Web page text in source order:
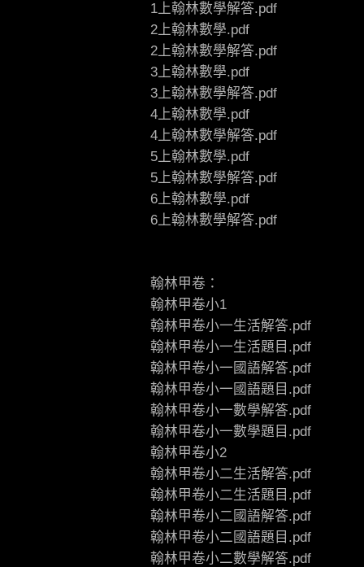
1上翰林數學解答.pdf
2上翰林數學.pdf
2上翰林數學解答.pdf
3上翰林數學.pdf
3上翰林數學解答.pdf
4上翰林數學.pdf
4上翰林數學解答.pdf
5上翰林數學.pdf
5上翰林數學解答.pdf
6上翰林數學.pdf
6上翰林數學解答.pdf
翰林甲卷：
翰林甲卷小1
翰林甲卷小一生活解答.pdf
翰林甲卷小一生活題目.pdf
翰林甲卷小一國語解答.pdf
翰林甲卷小一國語題目.pdf
翰林甲卷小一數學解答.pdf
翰林甲卷小一數學題目.pdf
翰林甲卷小2
翰林甲卷小二生活解答.pdf
翰林甲卷小二生活題目.pdf
翰林甲卷小二國語解答.pdf
翰林甲卷小二國語題目.pdf
翰林甲卷小二數學解答.pdf